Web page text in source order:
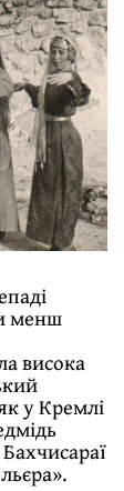
менш
висока
у Кремлі